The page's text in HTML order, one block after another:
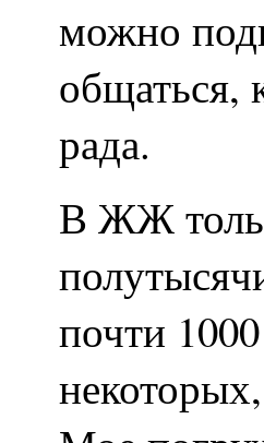
можно
общаться,
рада.
В ЖЖ
почти